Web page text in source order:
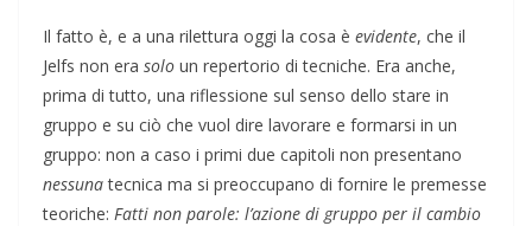
Il fatto è, e a una rilettura oggi la cosa è evidente, che il
Jelfs non era solo un repertorio di tecniche. Era anche,
prima di tutto, una riflessione sul senso dello stare in
gruppo e su ciò che vuol dire lavorare e formarsi in un
gruppo: non a caso i primi due capitoli non presentano
nessunatecnica ma si preoccupano di fornire le premesse
teoriche: Fatti non parole: l’azione di gruppo per il cambio